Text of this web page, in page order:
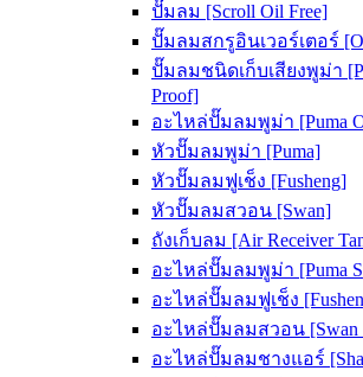
ปั๊มลม [Scroll Oil Free]
ปั๊มลมสกรูอินเวอร์เตอร์
ปั๊มลมชนิดเก็บเสียงพูม่า
Proof]
อะไหล่ปั๊มลมพูม่า [Puma
หัวปั๊มลมพูม่า [Puma]
หัวปั๊มลมฟูเช็ง [Fusheng]
หัวปั๊มลมสวอน [Swan]
ถังเก็บลม [Air Receiver
อะไหล่ปั๊มลมพูม่า [Puma
อะไหล่ปั๊มลมฟูเช็ง
อะไหล่ปั๊มลมสวอน [Swan
อะไหล่ปั๊มลมชางแอร์